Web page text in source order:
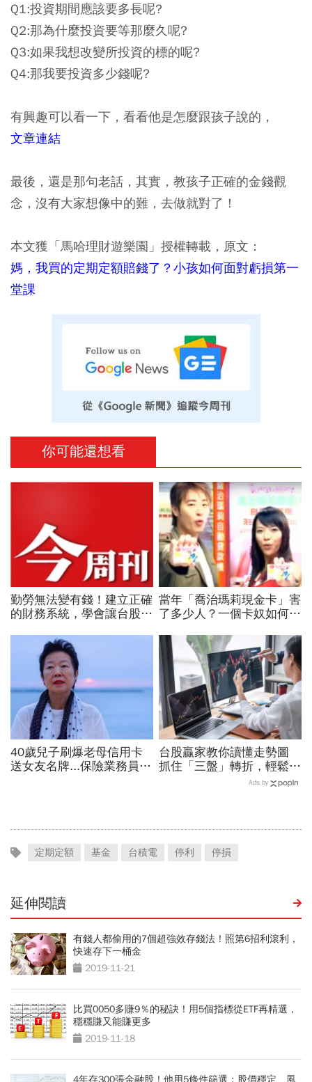
Q1:投資期間應該要多長呢?
Q2:那為什麼投資要等那麼久呢?
Q3:如果我想改變所投資的標的呢?
Q4:那我要投資多少錢呢?
有興趣可以看一下，看看他是怎麼跟孩子說的，
文章連結
最後，還是那句老話， 其實，教孩子正確的金錢觀
念，沒有大家想像中的難，去做就對了！
本文獲「馬哈理財遊樂園」授權轉載，原文：
媽，我買的定期定額賠錢了？小孩如何面對虧損第一
堂課
你可能還想看
勤勞無法變有錢！建立正確
的財務系統，學會讓台股與
當年「喬治瑪莉現金卡」害
了多少人？一個卡奴如何把
40歲兒子刷爆老母信用卡
送女友名牌...保險業務員看
台股贏家教你讀懂走勢圖
抓住「三盤」轉折，輕鬆賺
Ads by
定期定額 基金 台積電 停利 停損
延伸閱讀
有錢人都偷用的7個超強效存錢法！照第6招利滾利，
快速存下一桶金
2019-11-21
比買0050多賺9％的秘訣！用5個指標從ETF再精選，
穩穩賺又能賺更多
2019-11-18